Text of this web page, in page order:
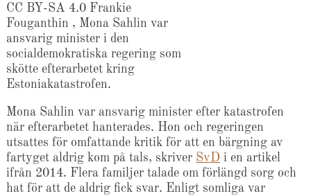
CC BY-SA 4.0 Frankie
Fouganthin , Mona Sahlin var
ansvarig minister i den
socialdemokratiska regering som
skötte efterarbetet kring
Estoniakatastrofen.
Mona Sahlin var ansvarig minister efter katastrofen
när efterarbetet hanterades. Hon och regeringen
utsattes för omfattande kritik för att en bärgning av
fartyget aldrig kom på tals, skriver SvD i en artikel
ifrån 2014. Flera familjer talade om förlängd sorg och
hat för att de aldrig fick svar. Enligt somliga var